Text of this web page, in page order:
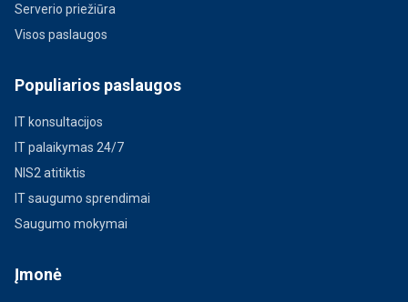
Serverio priežiūra
Visos paslaugos
Populiarios paslaugos
IT konsultacijos
IT palaikymas 24/7
NIS2 atitiktis
IT saugumo sprendimai
Saugumo mokymai
Įmonė